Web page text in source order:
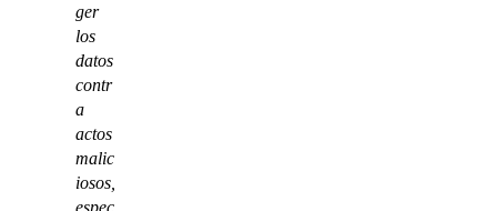
ger
los
datos
contr
a
actos
malic
iosos,
espec